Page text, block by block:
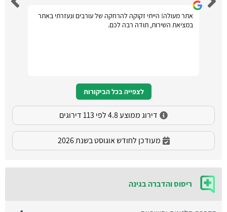
אתר מעולה! הייתי זקוקה להרחקה של עורבים ונעזרתי באתר
במציאת השירות, תודה רבה לכם.
לצפייה בכל הביקורות
דירוג ממוצע 4.8 לפי 113 דירוגים
מעודכן לחודש אוגוסט בשנת 2026
ריסוס והדברה בגינה